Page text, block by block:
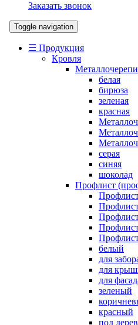
Заказать звонок
Toggle navigation
☰ Продукция
Кровля
белая
бирюза
зеленая
красная
серая
синяя
шоколад
Профлист
белый
для
для
для
зеленый
красный
под